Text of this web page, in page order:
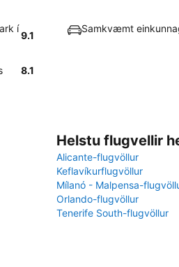
í
9.1
Samkvæmt
8.1
Helstu flugvellir
Alicante-flugvöllur
Keflavíkurflugvöllur
Mílanó - Malpensa-
Orlando-flugvöllur
Tenerife South-flugvöllur